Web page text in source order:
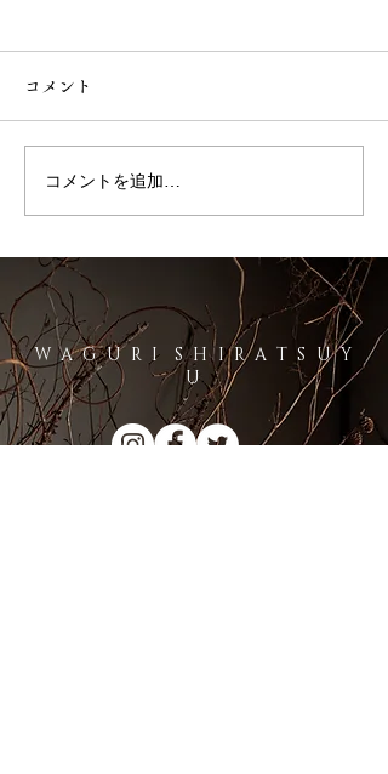
コメント
コメントを追加…
W A G U R I S H I R A T S U Y
U